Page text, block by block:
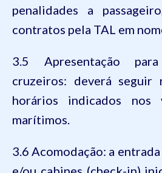
penalidades a
contratos pela TAL em
3.5 Apresentação
cruzeiros: deverá seguir
horários indicados nos
marítimos.
3.6 Acomodação: a